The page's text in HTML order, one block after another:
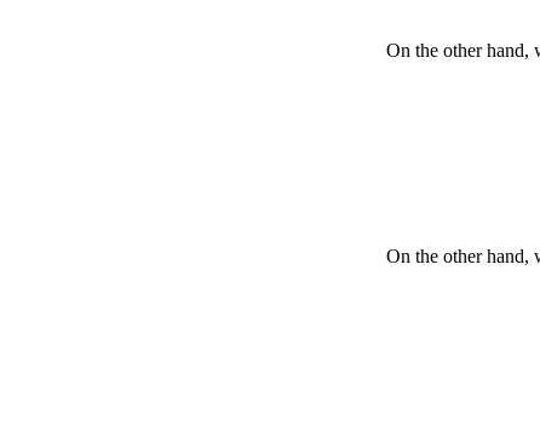
On the other hand,
On the other hand,